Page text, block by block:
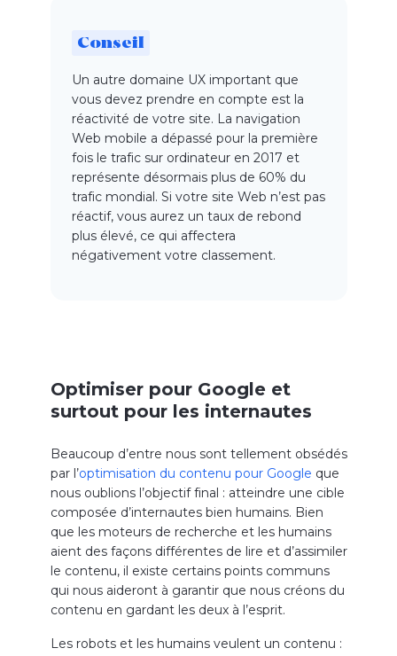
Conseil
Un autre domaine UX important que
vous devez prendre en compte est la
réactivité de votre site. La navigation
Web mobile a dépassé pour la première
fois le trafic sur ordinateur en 2017 et
représente désormais plus de 60% du
trafic mondial. Si votre site Web n’est pas
réactif, vous aurez un taux de rebond
plus élevé, ce qui affectera
négativement votre classement.
Optimiser pour Google et
surtout pour les internautes
Beaucoup d’entre nous sont tellement obsédés
par l’optimisation du contenu pour Google que
nous oublions l’objectif final : atteindre une cible
composée d’internautes bien humains. Bien
que les moteurs de recherche et les humains
aient des façons différentes de lire et d’assimiler
le contenu, il existe certains points communs
qui nous aideront à garantir que nous créons du
contenu en gardant les deux à l’esprit.
Les robots et les humains veulent un contenu :